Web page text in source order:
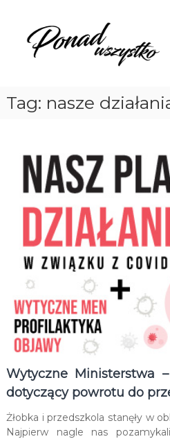
contentWszystko
Tag: nasze
Wytyczne Ministerstwa
dotyczący powrotu do
Żłobka i przedszkola stanęły w
Najpierw nagle nas